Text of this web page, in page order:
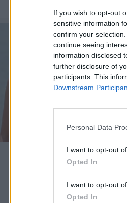
If you wish to opt-out
sensitive information
confirm your
continue seeing
information disclosed
further disclosure of
participants. This
Downstream
Personal Data
I want to opt-out
Opted In
I want to opt-out
Opted In